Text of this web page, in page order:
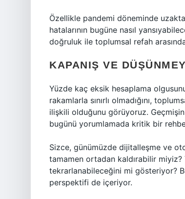
Özellikle pandemi döneminde
hatalarının bugüne nasıl
doğruluk ile toplumsal refah
KAPANIŞ VE
Yüzde kaç eksik hesaplama
rakamlarla sınırlı olmadığını,
ilişkili olduğunu görüyoruz.
bugünü yorumlamada kritik bir
Sizce, günümüzde dijitalleşme ve
tamamen ortadan kaldırabilir
tekrarlanabileceğini mi gösteriyor?
perspektifi de içeriyor.